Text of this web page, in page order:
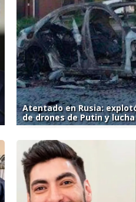
Atentado en Rusia:
de drones de Putin y